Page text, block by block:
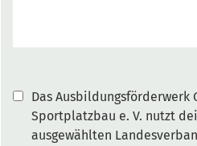
Das Ausbildungsförderwerk
Sportplatzbau e. V. nutzt
ausgewählten